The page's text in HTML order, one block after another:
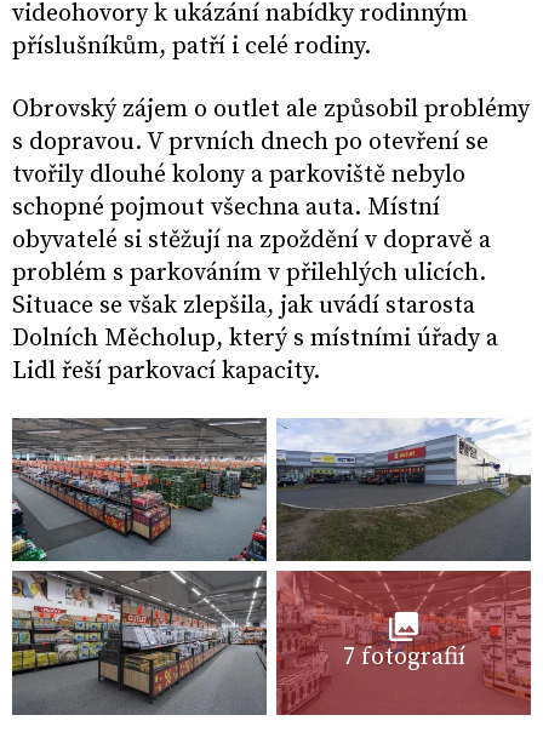
videohovory k ukázání nabídky rodinným
příslušníkům, patří i celé rodiny.
Obrovský zájem o outlet ale způsobil problémy
s dopravou. V prvních dnech po otevření se
tvořily dlouhé kolony a parkoviště nebylo
schopné pojmout všechna auta. Místní
obyvatelé si stěžují na zpoždění v dopravě a
problém s parkováním v přilehlých ulicích.
Situace se však zlepšila, jak uvádí starosta
Dolních Měcholup, který s místními úřady a
Lidl řeší parkovací kapacity.
7 fotografií